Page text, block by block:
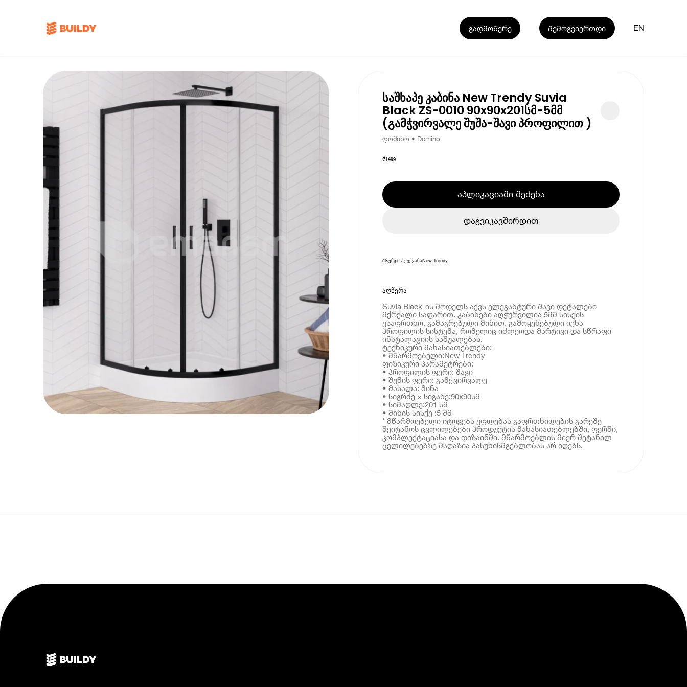
გადმოწერე შემოგვიერთდი EN
საშხაპე კაბინა New Trendy Suvia
Black ZS-0010 90x90x201სმ-5მმ
(გამჭვირვალე შუშა-შავი პროფილით )
დომინო • Domino
₾1499
აპლიკაციაში შეძენა
დაგვიკავშირდით
ბრენდი / ქვეყანაNew Trendy
აღწერა
Suvia Black-ის მოდელს აქვს ელეგანტური შავი დეტალები
მქრქალი საფარით. კაბინები აღჭურვილია 5მმ სისქის
უსაფრთხო, გამაგრებული მინით. გამოყენებული იქნა
პროფილის სისტემა, რომელიც იძლეოდა მარტივი და სწრაფი
ინსტალაციის საშუალებას.
ტექნიკური მახასიათებლები:
• მწარმოებელი:New Trendy
ფიზიკური პარამეტრები:
• პროფილის ფერი: შავი
• შუშის ფერი: გამჭვირვალე
• მასალა: მინა
• სიგრძე × სიგანე:90x90სმ
• სიმაღლე:201 სმ
• მინის სისქე :5 მმ
* მწარმოებელი იტოვებს უფლებას გაფრთხილების გარეშე
შეიტანოს ცვლილებები პროდუქტის მახასიათებლებში, ფერში,
კომპლექტაციასა და დიზაინში. მწარმოებლის მიერ შეტანილ
ცვლილებებზე მაღაზია პასუხისმგებლობას არ იღებს.